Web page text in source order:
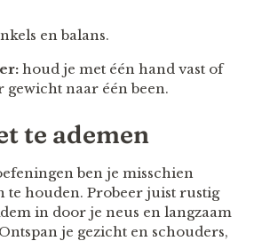
en balans.
houd je met één hand vast of
gewicht naar één been.
te ademen
ben je misschien
te houden. Probeer juist rustig
in door je neus en langzaam
je gezicht en schouders,